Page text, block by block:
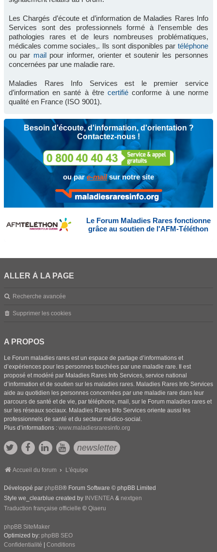
Les Chargés d’écoute et d’information de Maladies Rares Info
Services sont des professionnels formé à l’ensemble des
pathologies rares et de leurs nombreuses problématiques,
médicales comme sociales,. Ils sont disponibles par téléphone
ou par mailpour informer, orienter et soutenir les personnes
concernées par une maladie rare.
Maladies Rares Info Services est le premier service
d’information en santé à êtrecertifié conforme à une norme
qualité en France (ISO 9001).
Besoin d'écoute, d'information, d'orientation ?
Contactez-nous !
ou pare-mailsur notre site
Le Forum Maladies Rares fonctionne
grâce au soutien de l'AFM-Téléthon
ALLER À LA PAGE
Recherche avancée
Supprimer les cookies
A PROPOS
Le Forum maladies rares est un espace de partage d’informations et
d’expériences pour les personnes touchées par une maladie rare. Il est
proposé et modéré par Maladies Rares Info Services, service national
d’information et de soutien sur les maladies rares. Maladies Rares Info Services
aide au quotidien les personnes concernées par une maladie rare dans leur
parcours de santé et de vie, par téléphone, mail, sur le Forum maladies rares et
sur les réseaux sociaux. Maladies Rares Info Services oriente aussi les
professionnels de santé et du secteur médico-social.
Plus d’informations : www.maladiesraresinfo.org
newsletter
Accueil du forum L'équipe
Développé par phpBB® Forum Software © phpBB Limited
Style we_clearblue created by INVENTEA & nextgen
Traduction française officielle © Qiaeru
phpBB SiteMaker
Optimized by: phpBB SEO
Confidentialité
Conditions